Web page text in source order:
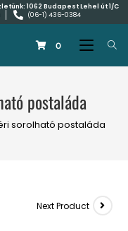
1062 Budapest Lehel út 1/C
(06-1) 436-0384
0
postaláda
sorolható postaláda
Next Product